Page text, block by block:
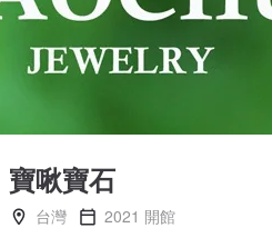
寶啾寶石
台灣
2021 開館